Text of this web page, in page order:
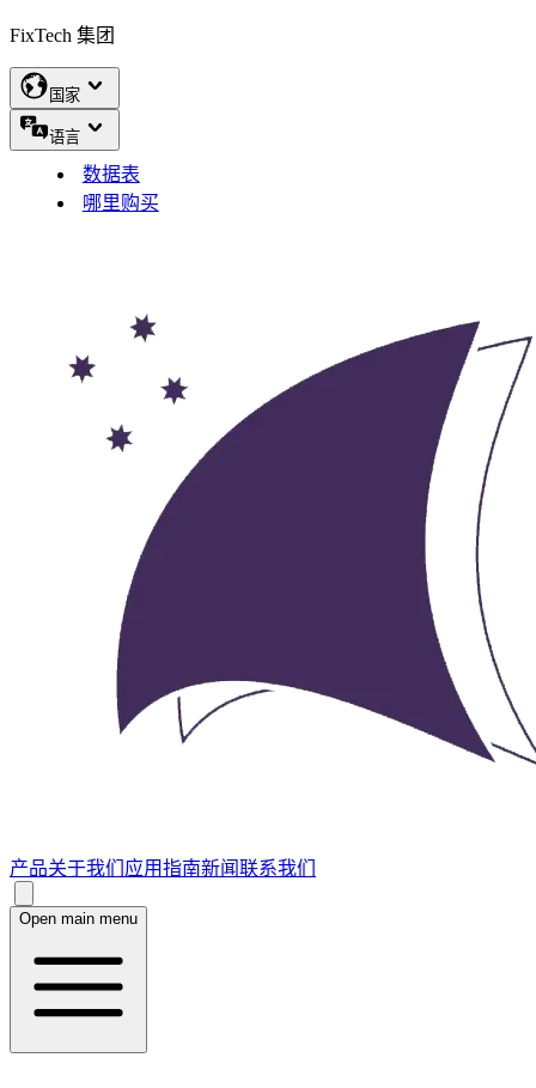
FixTech 集团
国家
语言
数据表
哪里购买
产品关于我们 应用指南新闻联系我们
Open main menu